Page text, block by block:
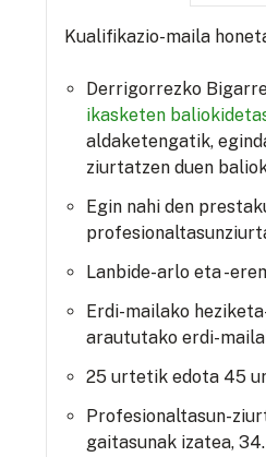
Kualifikazio-maila
Derrigorrezko
ikasketen
aldaketengatik,
ziurtatzen duen
Egin nahi den
Lanbide-arlo eta -
Erdi-mailako
araututako erdi-
25 urtetik edota 45
Profesionaltasun-
gaitasunak izatea,